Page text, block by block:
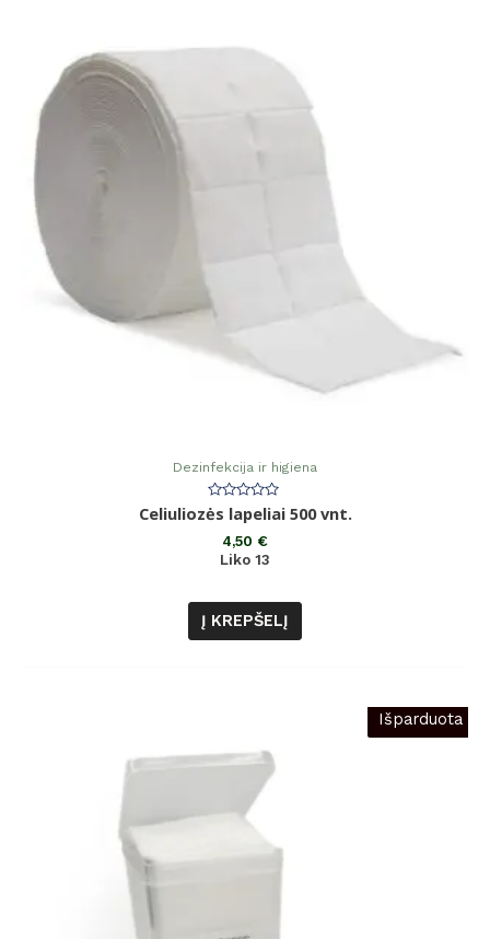
Dezinfekcija ir higiena
Įvertinimas:
0
Celiuliozės lapeliai 500 vnt.
4,50 €
Liko 13
Į KREPŠELĮ
Išparduota